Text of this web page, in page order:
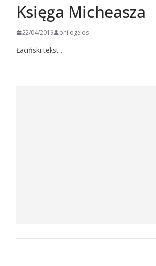
Księga Micheasza
22/04/2019 philogelos
Łaciński tekst .